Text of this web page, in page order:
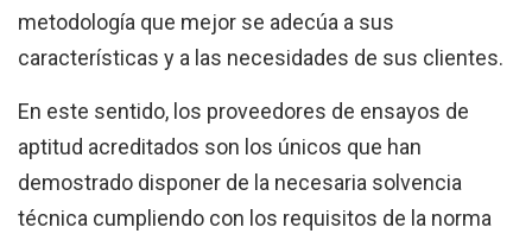
metodología que mejor se adecúa a sus
características y a las necesidades de sus clientes.
En este sentido, los proveedores de ensayos de
aptitud acreditados son los únicos que han
demostrado disponer de la necesaria solvencia
técnica cumpliendo con los requisitos de la norma